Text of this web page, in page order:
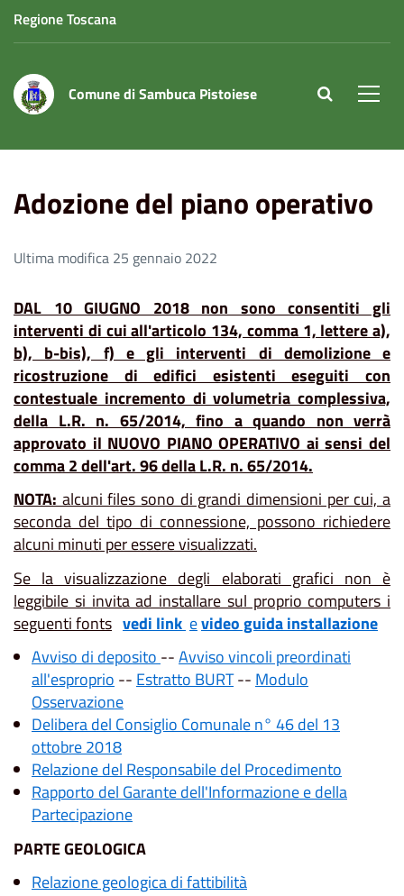
Regione Toscana
Comune di Sambuca Pistoiese site.searc
Adozione del piano operativo
Ultima modifica 25 gennaio 2022
DAL 10 GIUGNO 2018 non sono consentiti gli
interventi di cui all'articolo 134, comma 1, lettere a),
b), b-bis), f) e gli interventi di demolizione e
ricostruzione di edifici esistenti eseguiti con
contestuale incremento di volumetria complessiva,
della L.R. n. 65/2014, fino a quando non verrà
approvato il NUOVO PIANO OPERATIVO ai sensi del
comma 2 dell'art. 96 della L.R. n. 65/2014.
NOTA: alcuni files sono di grandi dimensioni per cui, a
seconda del tipo di connessione, possono richiedere
alcuni minuti per essere visualizzati.
Se la visualizzazione degli elaborati grafici non è
leggibile si invita ad installare sul proprio computers i
seguenti fonts vedi link evideo guida installazione
Avviso di deposito --Avviso vincoli preordinati
all'esproprio -- Estratto BURT-- Modulo
Osservazione
Delibera del Consiglio Comunale n° 46 del 13
ottobre 2018
Relazione del Responsabile del Procedimento
Rapporto del Garante dell'Informazione e della
Partecipazione
PARTE GEOLOGICA
Relazione geologica di fattibilità